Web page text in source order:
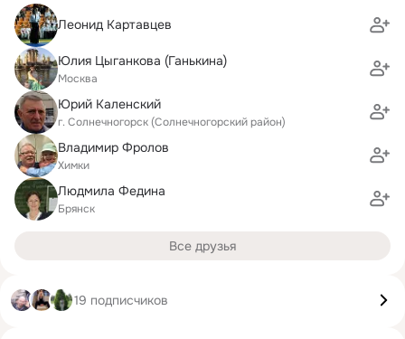
Леонид Картавцев
Юлия Цыганкова (Ганькина)
Москва
Юрий Каленский
г. Солнечногорск (Солнечногорский район)
Владимир Фролов
Химки
Людмила Федина
Брянск
Все друзья
19 подписчиков